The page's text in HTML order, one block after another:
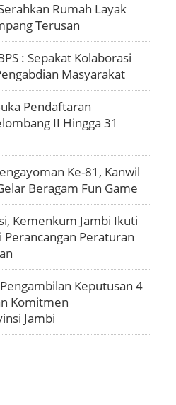
Rumah Layak
Terusan
: Sepakat Kolaborasi
Masyarakat
Pendaftaran
II Hingga 31
Ke-81, Kanwil
Beragam Fun Game
Kemenkum Jambi Ikuti
Peraturan
Keputusan 4
Komitmen
Jambi